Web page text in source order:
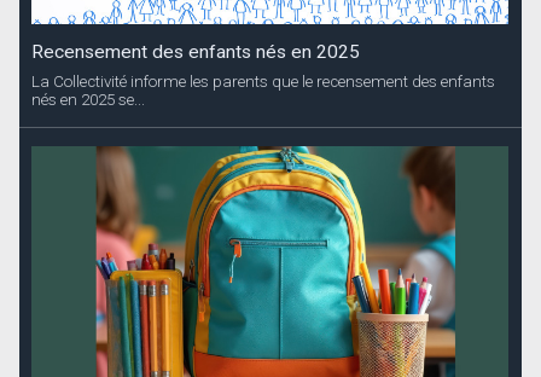
Recensement des enfants nés en 2025
La Collectivité informe les parents que le recensement des enfants
nés en 2025 se...